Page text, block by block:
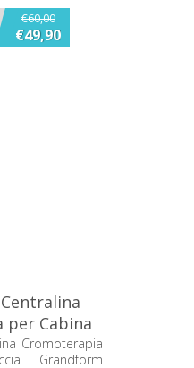
€60,00
€49,90
per Cabina
F0961230
Cromoterapia
Grandform